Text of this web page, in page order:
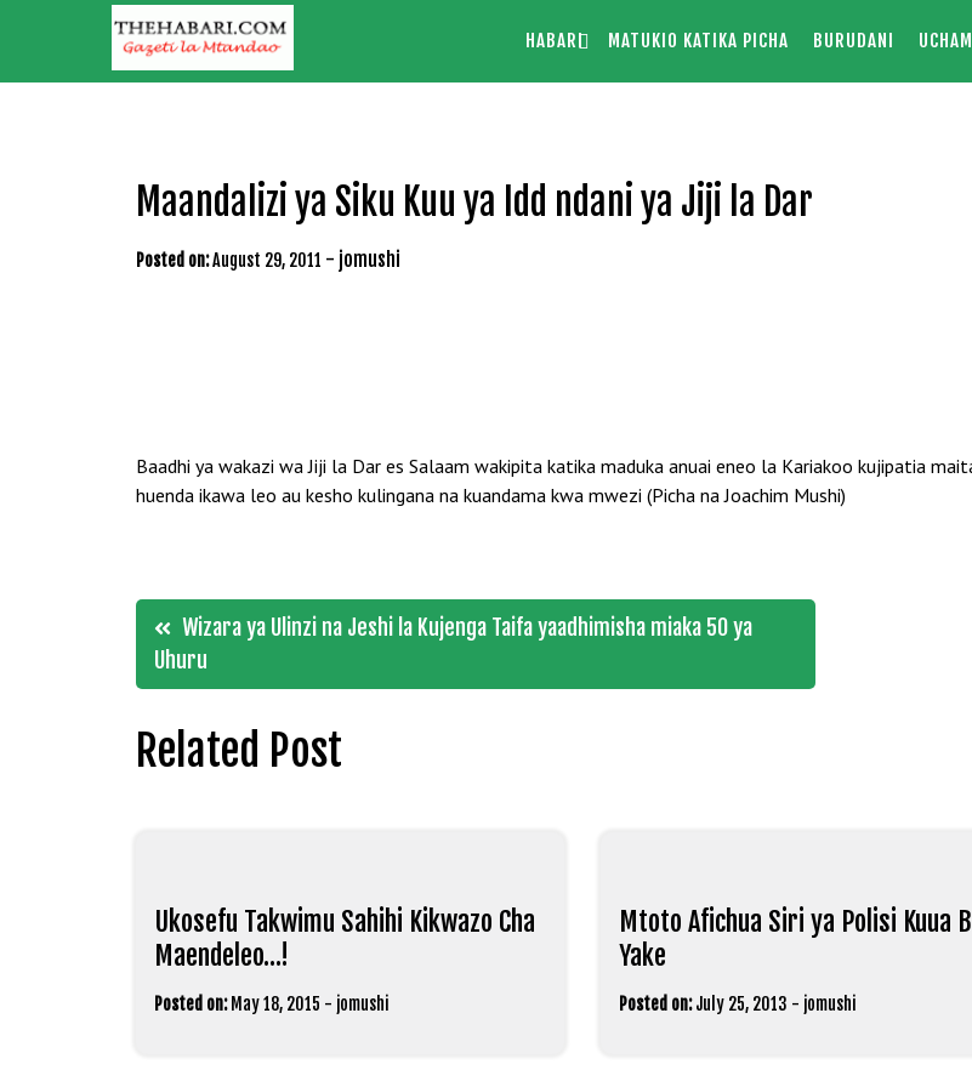
HABARI MATUKIO KATIKA PICHA BURUDANI
Maandalizi ya Siku Kuu ya Idd ndani ya Jiji la Dar
Posted on:August 29, 2011 - jomushi
Baadhi ya wakazi wa Jiji la Dar es Salaam wakipita katika maduka anuai eneo la Kariakoo kujipatia
huenda ikawa leo au kesho kulingana na kuandama kwa mwezi (Picha na Joachim Mushi)
Post
navigation
Wizara ya Ulinzi na Jeshi la Kujenga Taifa yaadhimisha miaka 50 ya
Uhuru
Related Post
Ukosefu Takwimu Sahihi Kikwazo Cha
Maendeleo…!
Posted on: May 18, 2015 - jomushi
Mtoto Afichua Siri ya Polisi Kuua
Yake
Posted on: July 25, 2013 - jomushi